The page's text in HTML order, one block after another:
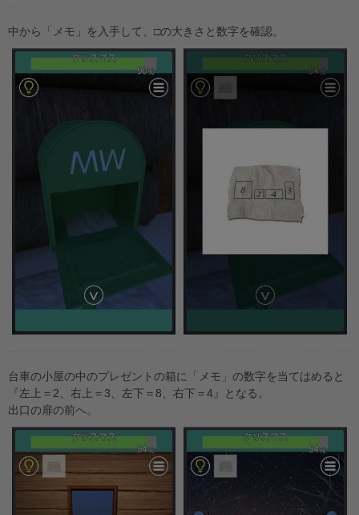
中から「メモ」を入手して、□の大きさと数字を確認。
台車の小屋の中のプレゼントの箱に「メモ」の数字を当てはめると
『左上＝2、右上＝3、左下＝8、右下＝4』となる。
出口の扉の前へ。